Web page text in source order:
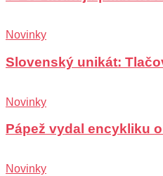
Novinky
Slovenský unikát:
Novinky
Pápež vydal encykliku
Novinky